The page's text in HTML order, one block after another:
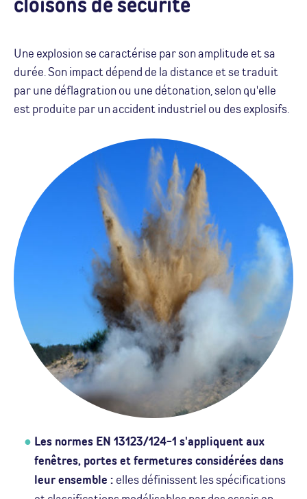
Une explosion se caractérise par son amplitude et sa
durée. Son impact dépend de la distance et se traduit
par une déflagration ou une détonation, selon qu'elle
est produite par un accident industriel ou des explosifs.
Les normes EN 13123/124-1 s'appliquent aux
fenêtres, portes et fermetures considérées dans
leur ensemble : elles définissent les spécifications